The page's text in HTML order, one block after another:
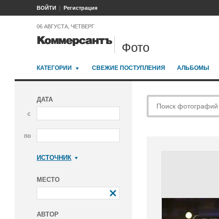
ВОЙТИ Регистрация
06 АВГУСТА, ЧЕТВЕРГ
Фото
КАТЕГОРИИ СВЕЖИЕ ПОСТУПЛЕНИЯ АЛЬБОМЫ
ДАТА
с
по
ИСТОЧНИК
МЕСТО
АВТОР